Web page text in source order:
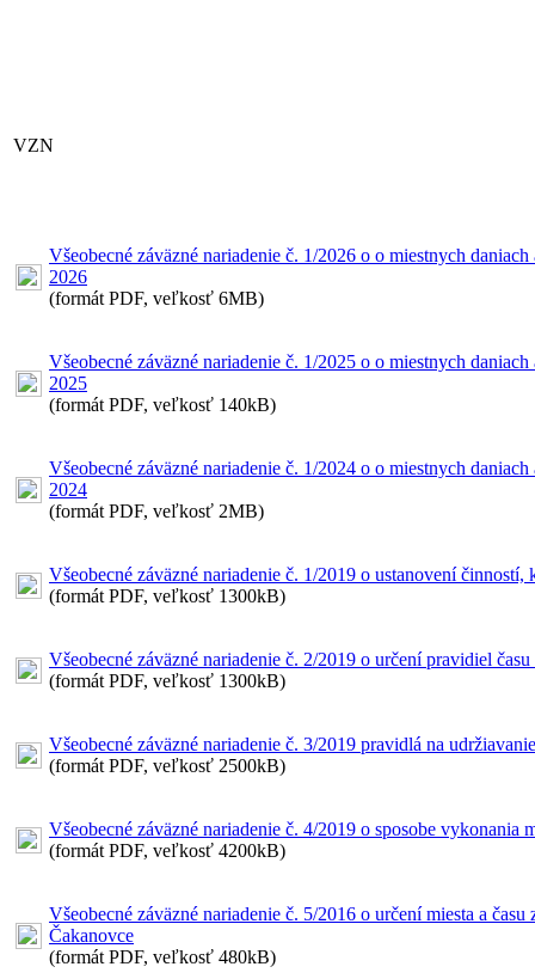
VZN
Všeobecné záväzné nariadenie č. 1/2026 o o miestnych
2026
(formát PDF, veľkosť 6MB)
Všeobecné záväzné nariadenie č. 1/2025 o o miestnych
2025
(formát PDF, veľkosť 140kB)
Všeobecné záväzné nariadenie č. 1/2024 o o miestnych
2024
(formát PDF, veľkosť 2MB)
Všeobecné záväzné nariadenie č. 1/2019 o ustanovení
(formát PDF, veľkosť 1300kB)
Všeobecné záväzné nariadenie č. 2/2019 o určení pravidiel
(formát PDF, veľkosť 1300kB)
Všeobecné záväzné nariadenie č. 3/2019 pravidlá na
(formát PDF, veľkosť 2500kB)
Všeobecné záväzné nariadenie č. 4/2019 o sposobe vykonania
(formát PDF, veľkosť 4200kB)
Všeobecné záväzné nariadenie č. 5/2016 o určení miesta a
Čakanovce
(formát PDF, veľkosť 480kB)